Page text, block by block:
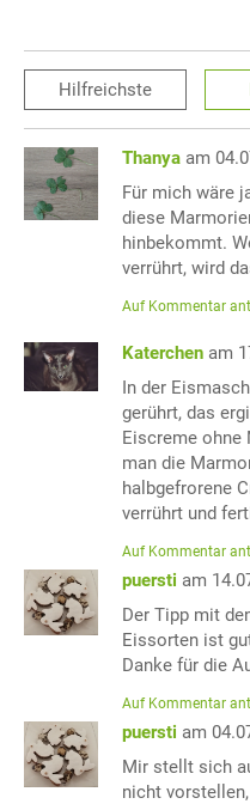
Hilfreichste
Thanya am
Für mich wäre
diese
hinbekommt.
verrührt, wird
Auf Kommentar
Katerchen am
In der
gerührt, das
Eiscreme ohne
man die
halbgefrorene
verrührt und
Auf Kommentar
puersti am
Der Tipp mit
Eissorten ist
Danke für die
Auf Kommentar
puersti am
Mir stellt sich
nicht